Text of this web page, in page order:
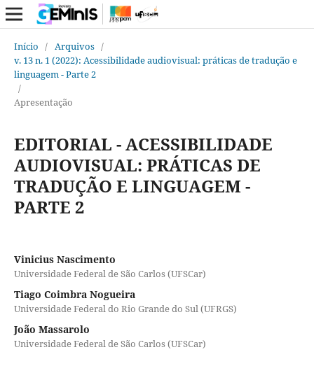
Início / Arquivos /
v. 13 n. 1 (2022): Acessibilidade audiovisual: práticas de tradução e
linguagem - Parte 2
/
Apresentação
EDITORIAL - ACESSIBILIDADE
AUDIOVISUAL: PRÁTICAS DE
TRADUÇÃO E LINGUAGEM -
PARTE 2
Vinicius Nascimento
Universidade Federal de São Carlos (UFSCar)
Tiago Coimbra Nogueira
Universidade Federal do Rio Grande do Sul (UFRGS)
João Massarolo
Universidade Federal de São Carlos (UFSCar)